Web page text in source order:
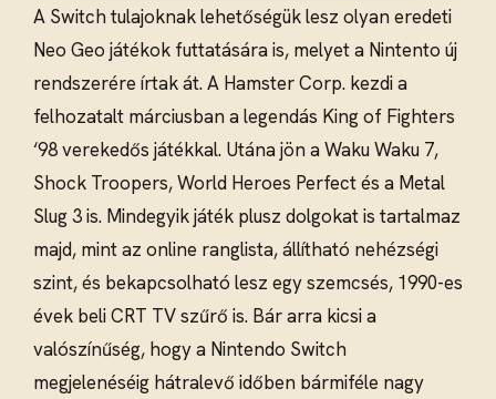
A Switch tulajoknak lehetőségük lesz olyan eredeti
Neo Geo játékok futtatására is, melyet a Nintento új
rendszerére írtak át. A Hamster Corp. kezdi a
felhozatalt márciusban a legendás King of Fighters
‘98 verekedős játékkal. Utána jön a Waku Waku 7,
Shock Troopers, World Heroes Perfect és a Metal
Slug 3 is. Mindegyik játék plusz dolgokat is tartalmaz
majd, mint az online ranglista, állítható nehézségi
szint, és bekapcsolható lesz egy szemcsés, 1990-es
évek beli CRT TV szűrő is. Bár arra kicsi a
valószínűség, hogy a Nintendo Switch
megjelenéséig hátralevő időben bármiféle nagy